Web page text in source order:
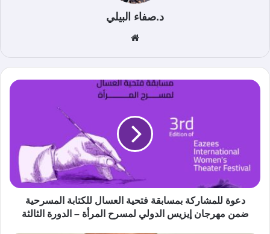
د.صفاء البيلي
الوي
ب
دعوة للمشاركة بمسابقة فتحية العسال للكتابة المسرحية
ضمن مهرجان إيزيس الدولي لمسرح المرأة – الدورة الثالثة